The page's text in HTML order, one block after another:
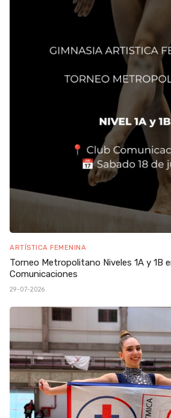
ARTÍSTICA FEMENINA
Torneo Metropolitano Niveles 1A y 1B
Comunicaciones
29-07-2026